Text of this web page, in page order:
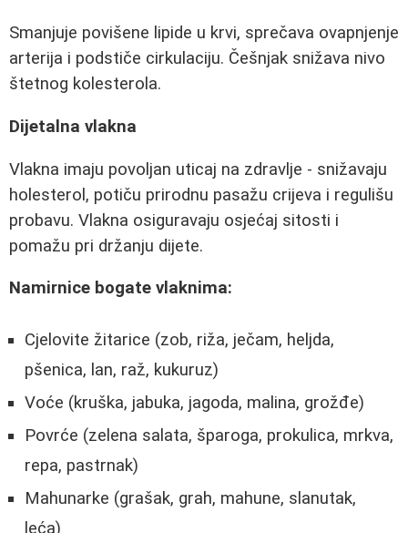
Smanjuje povišene lipide u krvi, sprečava ovapnjenje
arterija i podstiče cirkulaciju. Češnjak snižava nivo
štetnog kolesterola.
Dijetalna vlakna
Vlakna imaju povoljan uticaj na zdravlje - snižavaju
holesterol, potiču prirodnu pasažu crijeva i regulišu
probavu. Vlakna osiguravaju osjećaj sitosti i
pomažu pri držanju dijete.
Namirnice bogate vlaknima:
Cjelovite žitarice (zob, riža, ječam, heljda,
pšenica, lan, raž, kukuruz)
Voće (kruška, jabuka, jagoda, malina, grožđe)
Povrće (zelena salata, šparoga, prokulica, mrkva,
repa, pastrnak)
Mahunarke (grašak, grah, mahune, slanutak,
leća)